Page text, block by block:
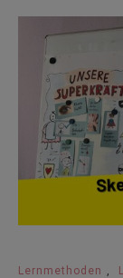
Lernmethoden ,